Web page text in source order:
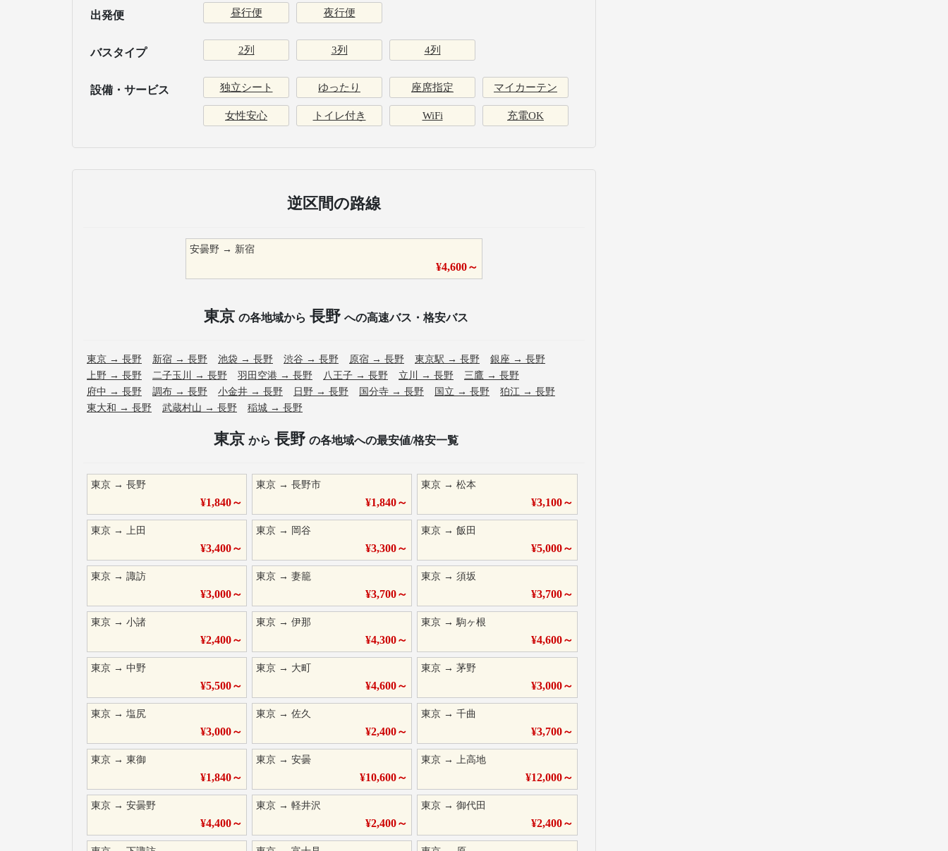
出発便 昼行便 夜行便
バスタイプ 2列 3列 4列
設備・サービス 独立シート ゆったり 座席指定 マイカーテン
女性安心 トイレ付き WiFi 充電OK
逆区間の路線
安曇野 → 新宿
¥4,600～
東京 の各地域から 長野 への高速バス・格安バス
東京 → 長野 新宿 → 長野 池袋 → 長野 渋谷 → 長野 原宿 → 長野 東京駅 → 長野 銀座 → 長野
上野 → 長野 二子玉川 → 長野 羽田空港 → 長野 八王子 → 長野 立川 → 長野 三鷹 → 長野
府中 → 長野 調布 → 長野 小金井 → 長野 日野 → 長野 国分寺 → 長野 国立 → 長野 狛江 → 長野
東大和 → 長野 武蔵村山 → 長野 稲城 → 長野
東京 から 長野 の各地域への最安値/格安一覧
東京 → 長野
¥1,840～
東京 →長野市
¥1,840～
東京 →松本
¥3,100～
東京 → 上田
¥3,400～
東京 → 岡谷
¥3,300～
東京 →飯田
¥5,000～
東京 → 諏訪
¥3,000～
東京 →妻籠
¥3,700～
東京 →須坂
¥3,700～
東京 → 小諸
¥2,400～
東京 →伊那
¥4,300～
東京 →駒ヶ根
¥4,600～
東京 → 中野
¥5,500～
東京 → 大町
¥4,600～
東京 →茅野
¥3,000～
東京 → 塩尻
¥3,000～
東京 →佐久
¥2,400～
東京 →千曲
¥3,700～
東京 → 東御
¥1,840～
東京 →安曇
¥10,600～
東京 →上高地
¥12,000～
東京 → 安曇野
¥4,400～
東京 →軽井沢
¥2,400～
東京 →御代田
¥2,400～